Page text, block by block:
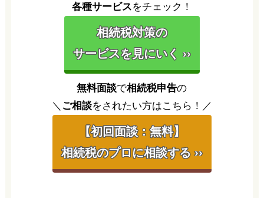
各種サービスをチェック！
相続税対策の
サービスを見にいく ››
無料面談で相続税申告の
＼ ご相談をされたい方はこちら！／
【初回面談：無料】
相続税のプロに相談する ››